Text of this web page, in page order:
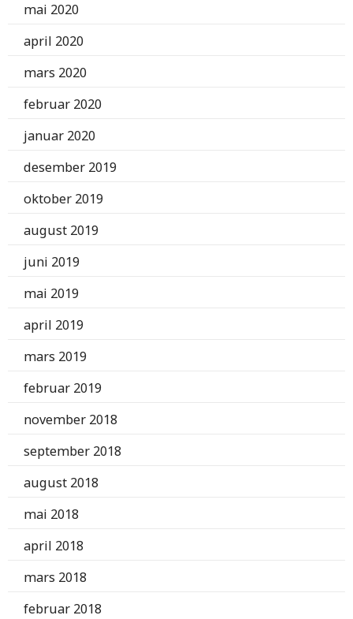
mai 2020
april 2020
mars 2020
februar 2020
januar 2020
desember 2019
oktober 2019
august 2019
juni 2019
mai 2019
april 2019
mars 2019
februar 2019
november 2018
september 2018
august 2018
mai 2018
april 2018
mars 2018
februar 2018